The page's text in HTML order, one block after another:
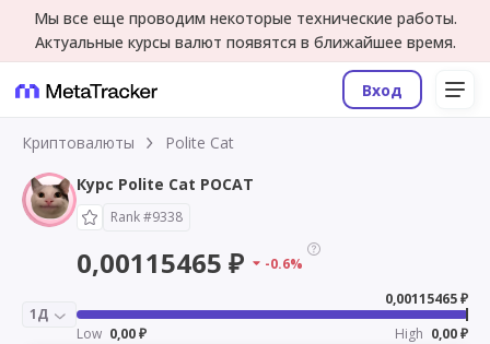
Мы все еще проводим некоторые технические работы.
Актуальные курсы валют появятся в ближайшее время.
Вход
Криптовалюты
Polite Cat
Курс Polite Cat POCAT
Rank #9338
0,00115465 ₽ -0.6%
1Д
0,00115465 ₽
Low 0,00 ₽ High 0,00 ₽